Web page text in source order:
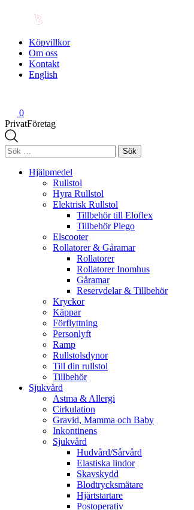
Köpvillkor
Om oss
Kontakt
English
0
PrivatFöretag
Sök
efter:
Hjälpmedel
Rullstol
Hyra Rullstol
Elektrisk Rullstol
Tillbehör till Eloflex
Tillbehör Plego
Elscooter
Rollatorer & Gåramar
Rollatorer
Rollatorer Inomhus
Gåramar
Reservdelar & Tillbehör
Kryckor
Käppar
Förflyttning
Personlyft
Ramp
Rullstolsdynor
Till din rullstol
Tillbehör
Sjukvård
Astma & Allergi
Cirkulation
Gravid, Mamma och Baby
Inkontinens
Sjukvård
Hudvård/Sårvård
Elastiska lindor
Skavskydd
Blodtrycksmätare
Hjärtstartare
Postoperativ